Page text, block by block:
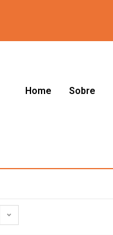
Home Sobre